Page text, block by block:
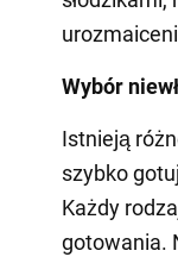
Wybór
Istnieją
szybko
Każdy
gotowania.